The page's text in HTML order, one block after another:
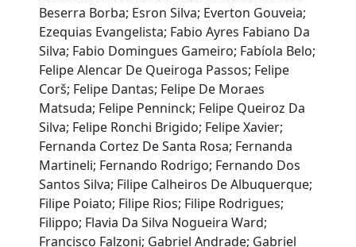
Beserra Borba; Esron Silva; Everton Gouveia;
Ezequias Evangelista; Fabio Ayres Fabiano Da
Silva; Fabio Domingues Gameiro; Fabíola Belo;
Felipe Alencar De Queiroga Passos; Felipe
Corš; Felipe Dantas; Felipe De Moraes
Matsuda; Felipe Penninck; Felipe Queiroz Da
Silva; Felipe Ronchi Brigido; Felipe Xavier;
Fernanda Cortez De Santa Rosa; Fernanda
Martineli; Fernando Rodrigo; Fernando Dos
Santos Silva; Filipe Calheiros De Albuquerque;
Filipe Poiato; Filipe Rios; Filipe Rodrigues;
Filippo; Flavia Da Silva Nogueira Ward;
Francisco Falzoni; Gabriel Andrade; Gabriel